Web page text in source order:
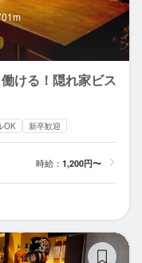
ける！隠れ家ビス
OK 新卒歓迎
時給： 1,200円〜